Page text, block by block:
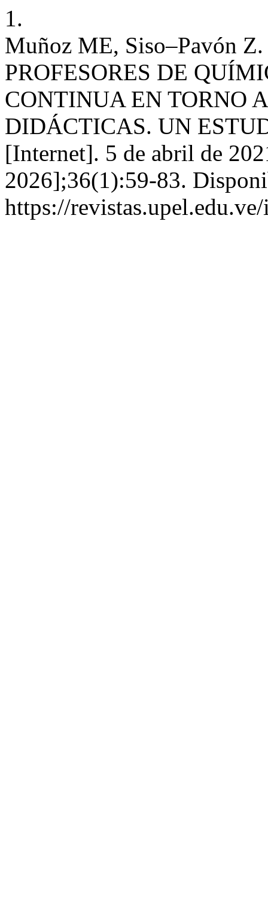
1.
Muñoz ME, Siso–Pavón
PROFESORES DE
CONTINUA EN TORNO
DIDÁCTICAS. UN
[Internet]. 5 de abril de
2026];36(1):59-83.
https://